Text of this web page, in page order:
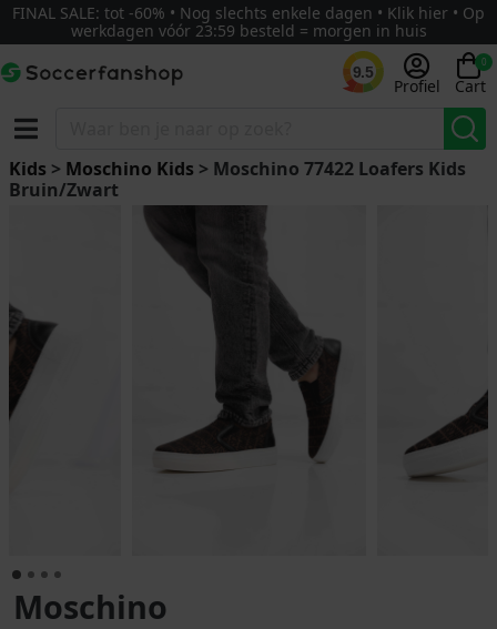
FINAL SALE: tot -60% • Nog slechts enkele dagen • Klik hier • Op
werkdagen vóór 23:59 besteld = morgen in huis
9.5
Profiel
0
Cart
Kids > Moschino Kids > Moschino 77422 Loafers Kids
Bruin/Zwart
Moschino